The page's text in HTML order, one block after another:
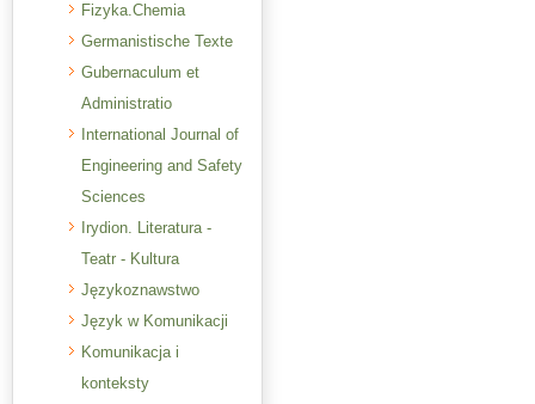
Fizyka.Chemia
Germanistische Texte
Gubernaculum et
Administratio
International Journal of
Engineering and Safety
Sciences
Irydion. Literatura -
Teatr - Kultura
Językoznawstwo
Język w Komunikacji
Komunikacja i
konteksty